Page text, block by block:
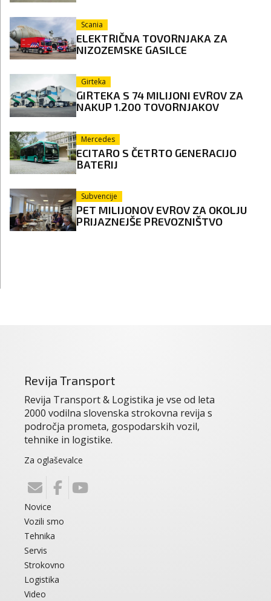
Scania
ELEKTRIČNA TOVORNJAKA ZA
NIZOZEMSKE GASILCE
Girteka
GIRTEKA S 74 MILIJONI EVROV ZA
NAKUP 1.200 TOVORNJAKOV
Mercedes
ECITARO S ČETRTO GENERACIJO
BATERIJ
Subvencije
PET MILIJONOV EVROV ZA OKOLJU
PRIJAZNEJŠE PREVOZNIŠTVO
Revija Transport
Revija Transport & Logistika je vse od leta
2000 vodilna slovenska strokovna revija s
področja prometa, gospodarskih vozil,
tehnike in logistike.
Za oglaševalce
Novice
Vozili smo
Tehnika
Servis
Strokovno
Logistika
Video